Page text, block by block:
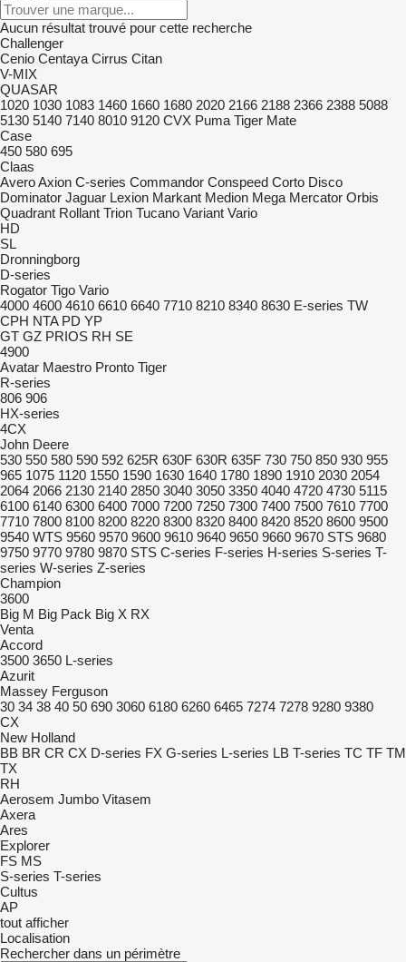
Aucun résultat trouvé pour cette recherche
Challenger
Cenio Centaya Cirrus Citan
V-MIX
QUASAR
1020 1030 1083 1460 1660 1680 2020 2166 2188 2366 2388 5088
5130 5140 7140 8010 9120 CVX Puma Tiger Mate
Case
450 580 695
Claas
AveroAxion C-series Commandor Conspeed Corto Disco
Dominator Jaguar Lexion Markant Medion Mega Mercator Orbis
Quadrant Rollant Trion Tucano Variant Vario
HD
SL
Dronningborg
D-series
Rogator Tigo Vario
4000 4600 4610 6610 6640 7710 8210 8340 8630 E-series TW
CPH NTA PD YP
GT GZ PRIOS RH SE
4900
Avatar Maestro Pronto Tiger
R-series
806 906
HX-series
4CX
John Deere
530 550 580 590 592 625R 630F 630R 635F 730 750 850 930 955
965 1075 1120 1550 1590 1630 1640 1780 1890 1910 2030 2054
2064 2066 2130 2140 2850 3040 3050 3350 4040 4720 4730 5115
6100 6140 6300 6400 7000 7200 7250 7300 7400 7500 7610 7700
7710 7800 8100 8200 8220 8300 8320 8400 8420 8520 8600 9500
9540 WTS 9560 9570 9600 9610 9640 9650 9660 9670 STS 9680
9750 9770 9780 9870 STS C-series F-series H-series S-series T-
series W-series Z-series
Champion
3600
Big M Big Pack Big X RX
Venta
Accord
3500 3650 L-series
Azurit
Massey Ferguson
30 34 38 40 50 690 3060 6180 6260 6465 7274 7278 9280 9380
CX
New Holland
BB BR CR CX D-series FX G-series L-series LB T-series TC TF TM
TX
RH
Aerosem Jumbo Vitasem
Axera
Ares
Explorer
FS MS
S-series T-series
Cultus
AP
tout afficher
Localisation
Rechercher dans un périmètre